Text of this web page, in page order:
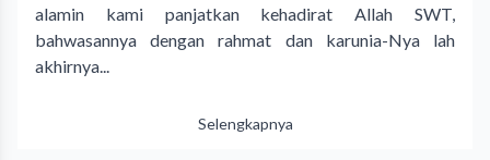
alamin kami panjatkan kehadirat Allah SWT,
bahwasannya dengan rahmat dan karunia-Nya lah
akhirnya...
Selengkapnya